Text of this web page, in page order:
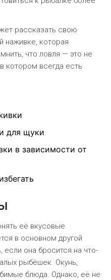
рассказать свою
наживке, которая
что ловля — это не
котором всегда есть
для щуки
в зависимости от
её вкусовые
в основном другой
если она бросится на что-
рыбёшек. Окунь,
блюда. Однако, её не